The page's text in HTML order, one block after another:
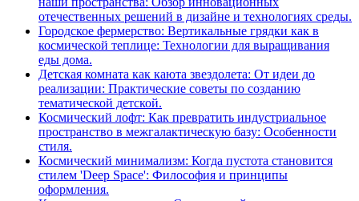
отечественных решений в дизайне и технологиях среды.
Городское фермерство: Вертикальные грядки как в
космической теплице: Технологии для выращивания
еды дома.
Детская комната как каюта звездолета: От идеи до
реализации: Практические советы по созданию
тематической детской.
Космический лофт: Как превратить индустриальное
пространство в межгалактическую базу: Особенности
стиля.
Космический минимализм: Когда пустота становится
стилем 'Deep Space': Философия и принципы
оформления.